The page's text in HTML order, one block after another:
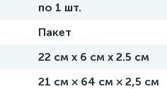
по 1 шт.
Пакет
22 см х 6 см х 2.5 см
21 см × 64 см × 2,5 см